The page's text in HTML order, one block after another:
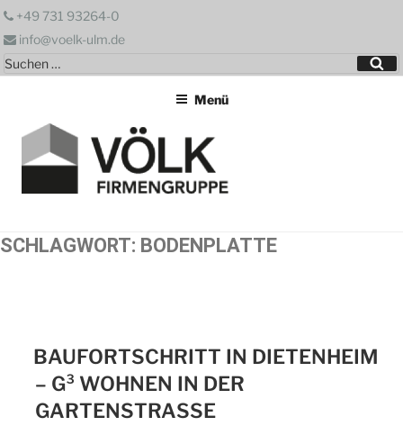
Zum
springen
+49 731 93264-0
info@voelk-ulm.de
Suchen
nach:
Menü
SCHLAGWORT: BODENPLATTE
BAUFORTSCHRITT IN DIETENHEIM
– G³ WOHNEN IN DER
GARTENSTRASSE